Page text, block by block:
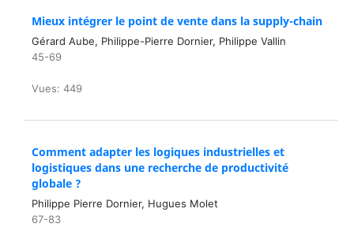
Mieux intégrer le point de vente dans la supply-chain
Gérard Aube, Philippe-Pierre Dornier, Philippe Vallin
45-69
Vues: 449
Comment adapter les logiques industrielles et
logistiques dans une recherche de productivité
globale ?
Philippe Pierre Dornier, Hugues Molet
67-83